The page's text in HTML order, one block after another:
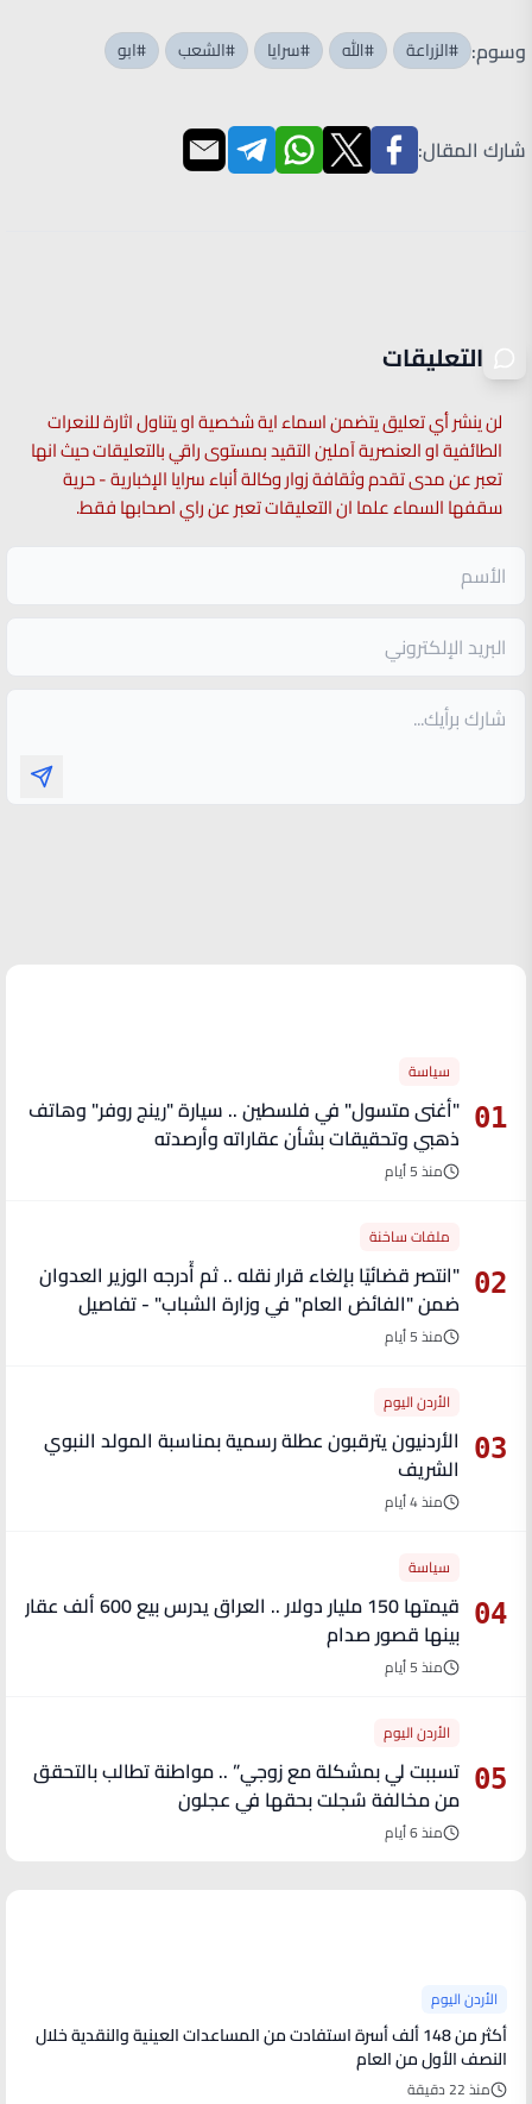
وسوم: #الزراعة #الله #سرايا #الشعب #ابو
شارك المقال:
التعليقات
لن ينشر أي تعليق يتضمن اسماء اية شخصية او يتناول اثارة للنعرات
الطائفية او العنصرية آملين التقيد بمستوى راقي بالتعليقات حيث انها
تعبر عن مدى تقدم وثقافة زوار وكالة أنباء سرايا الإخبارية - حرية
سقفها السماء علما ان التعليقات تعبر عن راي اصحابها فقط.
01
سياسة
"أغنى متسول" في فلسطين .. سيارة "رينج روفر" وهاتف
ذهبي وتحقيقات بشأن عقاراته وأرصدته
منذ 5 أيام
02
ملفات ساخنة
"انتصر قضائيًا بإلغاء قرار نقله .. ثم أُدرجه الوزير العدوان
ضمن "الفائض العام" في وزارة الشباب" - تفاصيل
منذ 5 أيام
03
الأردن اليوم
الأردنيون يترقبون عطلة رسمية بمناسبة المولد النبوي
الشريف
منذ 4 أيام
04
سياسة
قيمتها 150 مليار دولار .. العراق يدرس بيع 600 ألف عقار
بينها قصور صدام
منذ 5 أيام
05
الأردن اليوم
تسببت لي بمشكلة مع زوجي” .. مواطنة تطالب بالتحقق
من مخالفة سُجلت بحقها في عجلون
منذ 6 أيام
الأردن اليوم
أكثر من 148 ألف أسرة استفادت من المساعدات العينية والنقدية خلال
النصف الأول من العام
منذ 22 دقيقة